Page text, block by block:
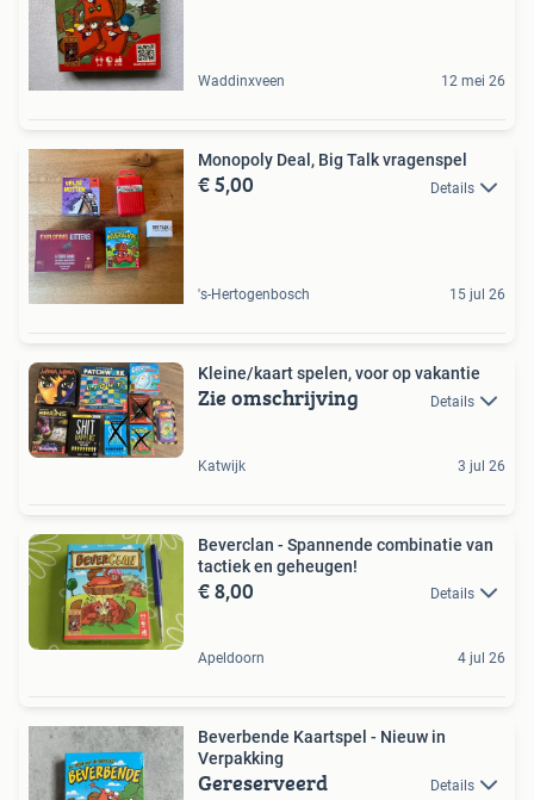
Waddinxveen 12 mei 26
Monopoly Deal, Big Talk vragenspel
€ 5,00 Details
's-Hertogenbosch 15 jul 26
Kleine/kaart spelen, voor op vakantie
Zie omschrijving Details
Katwijk 3 jul 26
Beverclan - Spannende combinatie van
tactiek en geheugen!
€ 8,00 Details
Apeldoorn 4 jul 26
Beverbende Kaartspel - Nieuw in
Verpakking
Gereserveerd Details